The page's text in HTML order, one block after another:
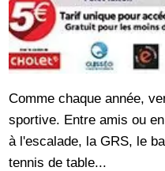
Comme chaque année,
sportive. Entre amis ou
à l'escalade, la GRS, le
tennis de table...